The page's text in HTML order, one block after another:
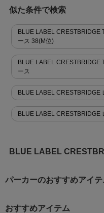
似た条件で検索
BLUE LABEL CRESTBRIDGE
ース 38(M位)
BLUE LABEL CRESTBRIDGE
ース
BLUE LABEL CRESTBRIDGE
BLUE LABEL CRESTBRIDGE
BLUE LABEL
パーカーのおすすめアイテ
おすすめアイテム